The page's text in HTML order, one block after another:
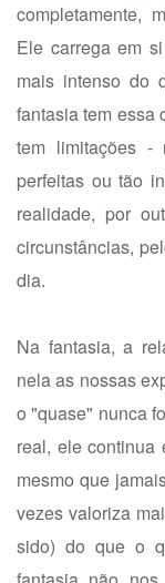
completamente,
Ele carrega em
mais intenso do
fantasia tem essa
tem limitações -
perfeitas ou tão
realidade, por
circunstâncias,
dia.
Na fantasia, a
nela as nossas
o "quase" nunca
real, ele continua
mesmo que
vezes valoriza
sido) do que o